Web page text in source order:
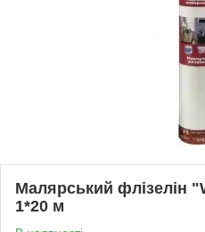
Малярський флізелін
1*20 м